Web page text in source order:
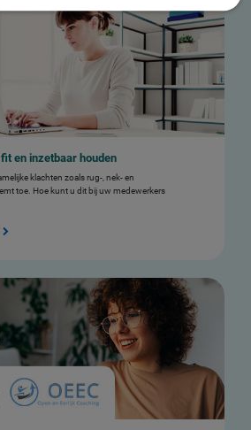
en inzetbaar houden
klachten zoals rug-, nek- en
toe. Hoe kunt u dit bij uw medewerkers